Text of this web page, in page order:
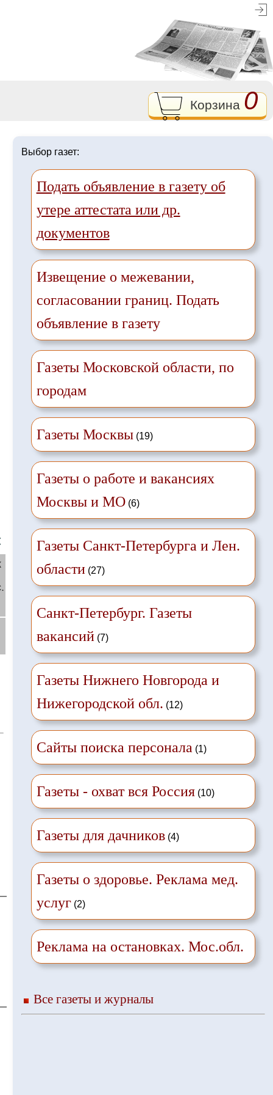
Корзина 0
Выбор газет:
Подать объявление в газету об
утере аттестата или др.
документов
Извещение о межевании,
согласовании границ. Подать
объявление в газету
Газеты Московской области, по
городам
Газеты Москвы(19)
Газеты о работе и вакансиях
Москвы и МО(6)
Газеты Санкт-Петербурга и Лен.
области(27)
Санкт-Петербург. Газеты
вакансий(7)
Газеты Нижнего Новгорода и
Нижегородской обл. (12)
Сайты поиска персонала(1)
Газеты - охват вся Россия(10)
Газеты для дачников(4)
Газеты о здоровье. Реклама мед.
услуг(2)
Реклама на остановках. Мос.обл.
Все газеты и журналы